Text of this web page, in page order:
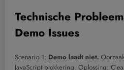
Technische
Demo Issues
Scenario 1: Demo laadt niet.
JavaScript blokkering. Oplossing: